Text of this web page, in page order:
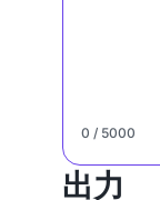
0 / 5000
出力